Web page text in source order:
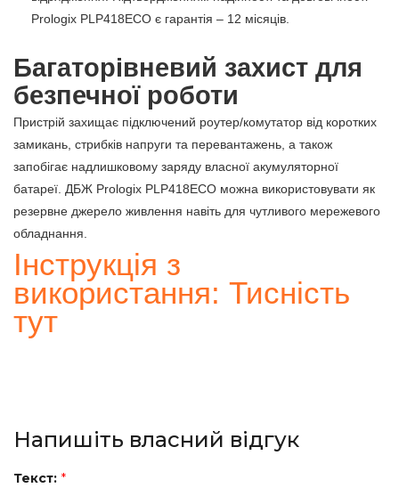
Prologix PLP418ECO є гарантія – 12 місяців.
Багаторівневий захист для
безпечної роботи
Пристрій захищає підключений роутер/комутатор від коротких
замикань, стрибків напруги та перевантажень, а також
запобігає надлишковому заряду власної акумуляторної
батареї. ДБЖ Prologix PLP418ECO можна використовувати як
резервне джерело живлення навіть для чутливого мережевого
обладнання.
Інструкція з
використання: Тисність
тут
Напишіть власний відгук
Текст: *